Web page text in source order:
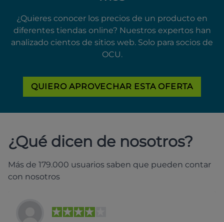
¿Quieres conocer los precios de un producto en
diferentes tiendas online? Nuestros expertos han
analizado cientos de sitios web. Solo para socios de
OCU.
QUIERO APROVECHAR ESTA OFERTA
¿Qué dicen de nosotros?
Más de 179.000 usuarios saben que pueden contar
con nosotros